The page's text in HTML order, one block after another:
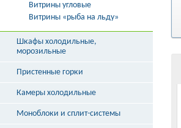
Витрины угловые
Витрины «рыба на льду»
Шкафы холодильные,
морозильные
Пристенные горки
Камеры холодильные
Моноблоки и сплит-системы